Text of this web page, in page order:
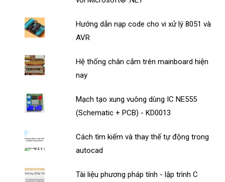
Hướng dẫn nạp code cho vi xử lý 8051 và
AVR
Hệ thống chân cắm trên mainboard hiện
nay
Mạch tạo xung vuông dùng IC NE555
(Schematic + PCB) - KD0013
Cách tìm kiếm và thay thế tự động trong
autocad
Tài liệu phương pháp tính - lập trình C